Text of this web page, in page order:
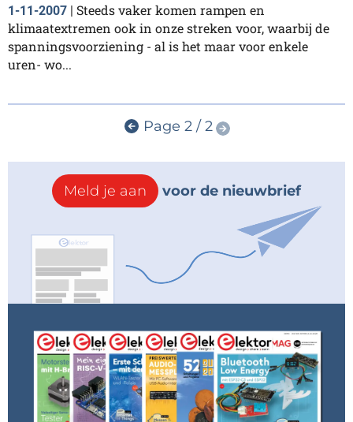
1-11-2007 | Steeds vaker komen rampen en
klimaatextremen ook in onze streken voor, waarbij de
spanningsvoorziening - al is het maar voor enkele
uren- wo...
Page 2 / 2
Meld je aan voor de nieuwbrief